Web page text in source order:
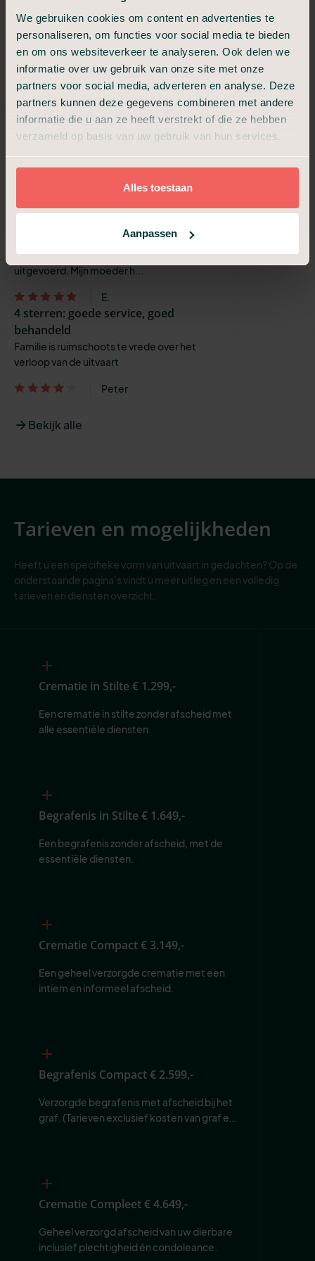
We gebruiken cookies om content en advertenties te
personaliseren, om functies voor social media te bieden
en om ons websiteverkeer te analyseren. Ook delen we
informatie over uw gebruik van onze site met onze
partners voor social media, adverteren en analyse. Deze
partners kunnen deze gegevens combineren met andere
informatie die u aan ze heeft verstrekt of die ze hebben
verzameld op basis van uw gebruik van hun services.
Alles toestaan
Aanpassen
In 2021 hebben wij ook gebruik gemaakt van
de diensten van Uitvaart24 dus het was voor
ons een bewuste keuze om weer voor ze te
kiezen omdat de eerste keer alle...
Clair
Zeer goed
Alles wat er rond een technische crematie
moet gebeuren kon snel geregeld worden.
zonder problemen.
5 sterren: perfect, zeker aan te bevelen
hebt moeten nemen. Jij kiest voor het pakket
dat je wil hebben en dat wordt ook perfect
uitgevoerd. Mijn moeder h...
E.
4 sterren: goede service, goed
behandeld
Familie is ruimschoots te vrede over het
verloop van de uitvaart
Peter
Bekijk alle
Tarieven en mogelijkheden
Heeft u een specifieke vorm van uitvaart in gedachten? Op de
onderstaande pagina's vindt u meer uitleg en een volledig
tarieven en diensten overzicht.
Crematie in Stilte€ 1.299,-
Een crematie in stilte zonder afscheid met
alle essentiële diensten.
Begrafenis in Stilte€ 1.649,-
Een begrafenis zonder afscheid, met de
essentiële diensten.
Crematie Compact€ 3.149,-
Een geheel verzorgde crematie met een
intiem en informeel afscheid.
Begrafenis Compact€ 2.599,-
Verzorgde begrafenis met afscheid bij het
graf. (Tarieven exclusief kosten van graf en
Crematie Compleet€ 4.649,-
Geheel verzorgd afscheid van uw dierbare
inclusief plechtigheid én condoleance.